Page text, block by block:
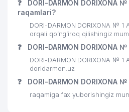
28
DIYOR MEDICAL CENTRE
KORXONASI
30 MOVAROUNNAHR TOUR
31
KIN-NO BIZNES OILAVIY
KORXONASI
❓
DORI-DARMON DORIXONA
raqamlari?
DORI-DARMON DORIXONA №
orqali qo’ng’iroq qilishingiz
❓ DORI-DARMON DORIXONA
DORI-DARMON DORIXONA № 1
doridarmon.uz
❓ DORI-DARMON DORIXONA
raqamiga fax yuborishingiz